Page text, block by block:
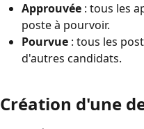
Approuvée : tous les
poste à pourvoir.
Pourvue : tous les
d'autres candidats.
Création d'une